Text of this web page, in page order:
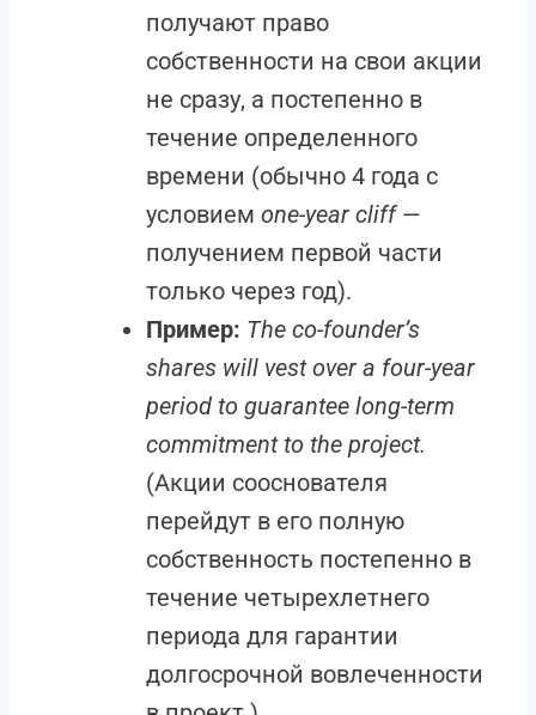
получают право
собственности на свои акции
не сразу, а постепенно в
течение определенного
времени (обычно 4 года с
условием one-year cliff—
получением первой части
только через год).
Пример: The co-founder’s
shares will vest over a four-year
period to guarantee long-term
commitment to the project.
(Акции сооснователя
перейдут в его полную
собственность постепенно в
течение четырехлетнего
периода для гарантии
долгосрочной вовлеченности